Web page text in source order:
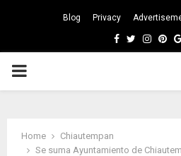
Blog Privacy
Facebook
Twitter
PRIMARY
Home
Chiautempan
Se suma Ayuntamiento de